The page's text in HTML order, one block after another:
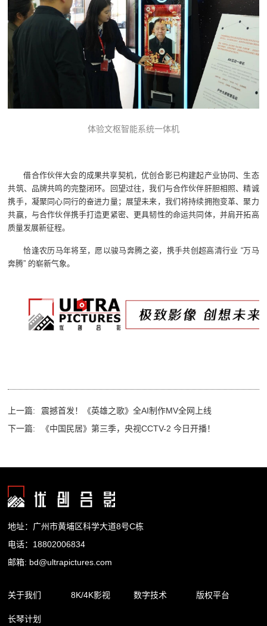
体验文枢智能系统一体机
借合作伙伴大会的成果共享契机，优创合影已构建起产业协同、生态
共筑、品牌共鸣的完整闭环。回望过往，我们与合作伙伴肝胆相照、精诚
携手，凝聚同心同行的奋进力量；展望未来，我们将持续拥抱变革、聚力
共赢，与合作伙伴携手打造更紧密、更具韧性的命运共同体，并肩开拓高
质量发展新征程。
恰逢农历马年将至，愿以骏马奔腾之姿，携手共创超高清行业 “万马
奔腾” 的崭新气象。
上一篇:
震撼首发！《英雄之歌》全AI制作MV全网上线
下一篇:
《中国民居》第三季，央视CCTV-2 今日开播！
地址：广州市黄埔区科学大道8号C栋
电话：18802006834
邮箱: bd@ultrapictures.com
关于我们
企业简介
8K/4K影视 数字技术 版权平台
长琴计划